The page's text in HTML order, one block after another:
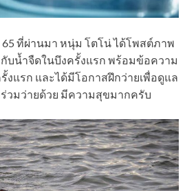
65 ที่ผ่านมา หนุ่ม โตโน่ ได้โพสต์ภาพ
บน้ำจืดในบึงครั้งแรก พร้อมข้อความ
งแรก และได้มีโอกาสฝึกว่ายเพื่อดูแล
วมว่ายด้วย มีความสุขมากครับ